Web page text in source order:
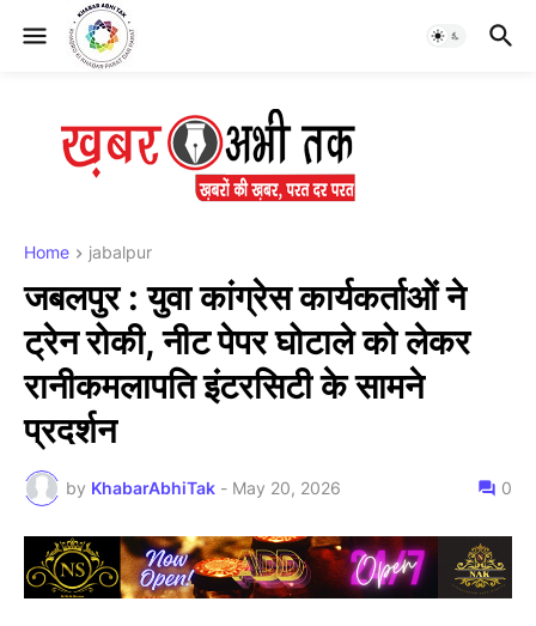
Home jabalpur
जबलपुर : युवा कांग्रेस कार्यकर्ताओं ने
ट्रेन रोकी, नीट पेपर घोटाले को लेकर
रानीकमलापति इंटरसिटी के सामने
प्रदर्शन
by KhabarAbhiTak - May 20, 2026 0